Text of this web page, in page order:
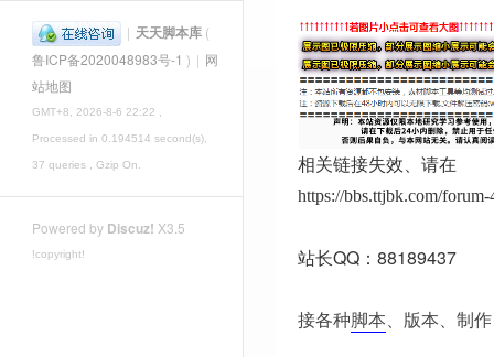
| 天天脚本库 (
鲁ICP备2020048983号-1 ) | 网
站地图
GMT+8, 2026-8-6 22:22 ,
Processed in 0.194514 second(s),
37 queries , Gzip On.
Powered by Discuz! X3.5
!copyright!
相关链接失效、请在
https://bbs.ttjbk.com/
站长QQ：88189437
接各种脚本、版本、制